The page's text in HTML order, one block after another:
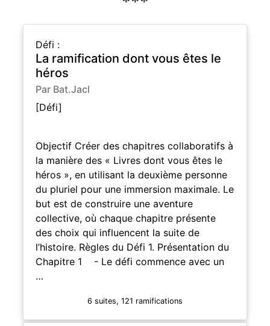
Défi :
La ramification dont vous êtes le
héros
Par Bat.Jacl
[Défi]
Objectif Créer des chapitres collaboratifs à
la manière des « Livres dont vous êtes le
héros », en utilisant la deuxième personne
du pluriel pour une immersion maximale. Le
but est de construire une aventure
collective, où chaque chapitre présente
des choix qui influencent la suite de
l’histoire. Règles du Défi 1. Présentation du
Chapitre 1 - Le défi commence avec un
…
6 suites, 121 ramifications